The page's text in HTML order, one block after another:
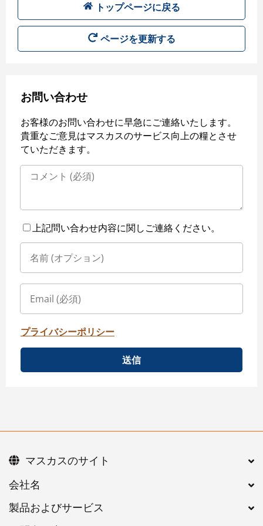
トップページに戻る
ページを更新する
お問い合わせ
お客様のお問い合わせに早急にご連絡いたします。
貴重なご意見はマスカスのサービス向上の糧とさせ
ていただきます。
上記問い合わせ内容に関しご連絡ください。
プライバシーポリシー
送信
会社名
製品およびサービス
マスカスのサイト